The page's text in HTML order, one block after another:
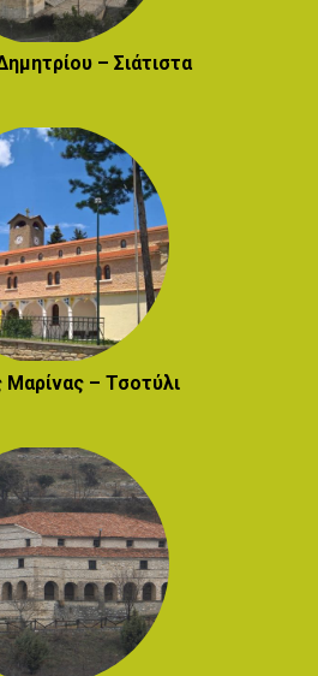
– Σιάτιστα
Μαρίνας – Τσοτύλι